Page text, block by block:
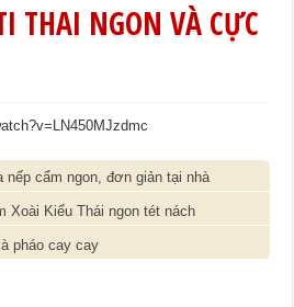
THAI NGON VÀ CỰC
nếp cẩm ngon, đơn giản tại nhà
Xoài Kiểu Thái ngon tét nách
pháo cay cay